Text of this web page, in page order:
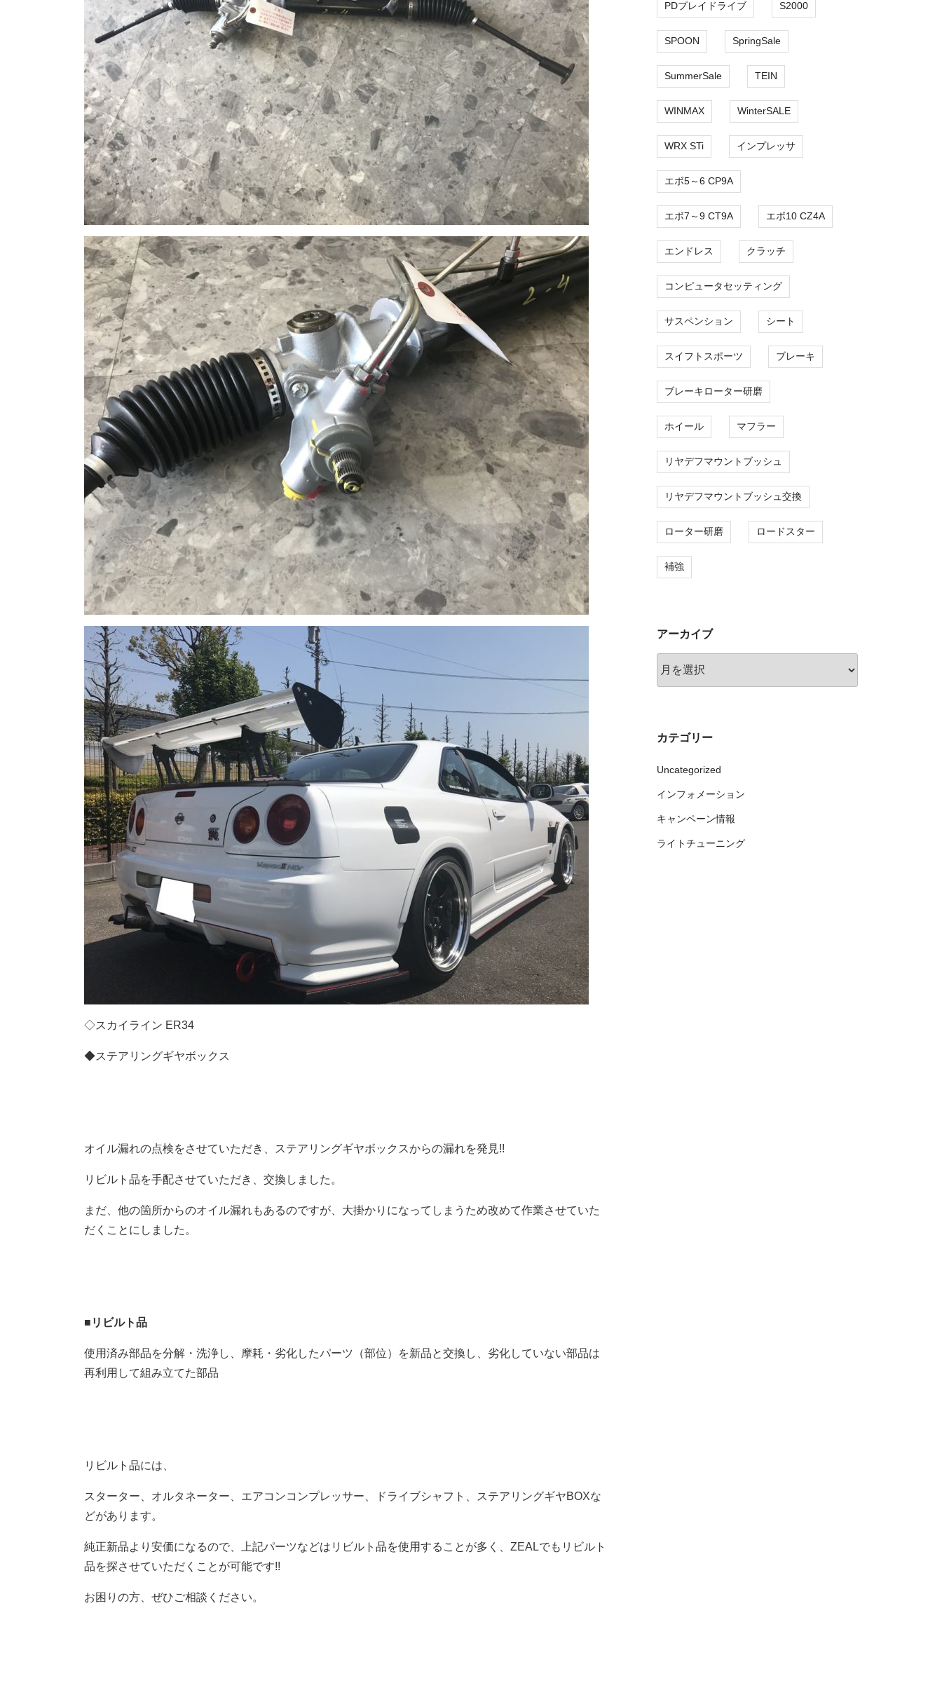
◇スカイライン ER34
◆ステアリングギヤボックス
オイル漏れの点検をさせていただき、ステアリングギヤボックスからの漏れを発見!!
リビルト品を手配させていただき、交換しました。
まだ、他の箇所からのオイル漏れもあるのですが、大掛かりになってしまうため改めて作業させていた
だくことにしました。
■ リビルト品
使用済み部品を分解・洗浄し、摩耗・劣化したパーツ（部位）を新品と交換し、劣化していない部品は
再利用して組み立てた部品
リビルト品には、
スターター、オルタネーター、エアコンコンプレッサー、ドライブシャフト、ステアリングギヤBOXな
どがあります。
純正新品より安価になるので、上記パーツなどはリビルト品を使用することが多く、ZEALでもリビルト
品を探させていただくことが可能です!!
お困りの方、ぜひご相談ください。
PDプレイドライブ S2000
SPOON SpringSale
SummerSale TEIN
WINMAX WinterSALE
WRX STi インプレッサ
エボ5～6 CP9A
エボ7～9 CT9A エボ10 CZ4A
エンドレス クラッチ
コンピュータセッティング
サスペンション シート
スイフトスポーツ ブレーキ
ブレーキローター研磨
ホイール マフラー
リヤデフマウントブッシュ
リヤデフマウントブッシュ交換
ローター研磨 ロードスター
補強
アーカイブ
ー
カテゴリー
Uncategorized
インフォメーション
キャンペーン情報
ライトチューニング